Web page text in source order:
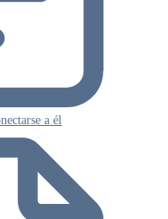
a él